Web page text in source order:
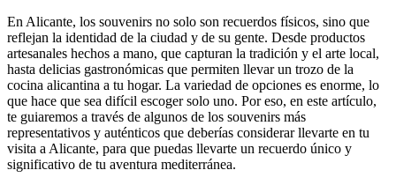
En Alicante, los souvenirs no solo son recuerdos físicos, sino que
reflejan la identidad de la ciudad y de su gente. Desde productos
artesanales hechos a mano, que capturan la tradición y el arte local,
hasta delicias gastronómicas que permiten llevar un trozo de la
cocina alicantina a tu hogar. La variedad de opciones es enorme, lo
que hace que sea difícil escoger solo uno. Por eso, en este artículo,
te guiaremos a través de algunos de los souvenirs más
representativos y auténticos que deberías considerar llevarte en tu
visita a Alicante, para que puedas llevarte un recuerdo único y
significativo de tu aventura mediterránea.